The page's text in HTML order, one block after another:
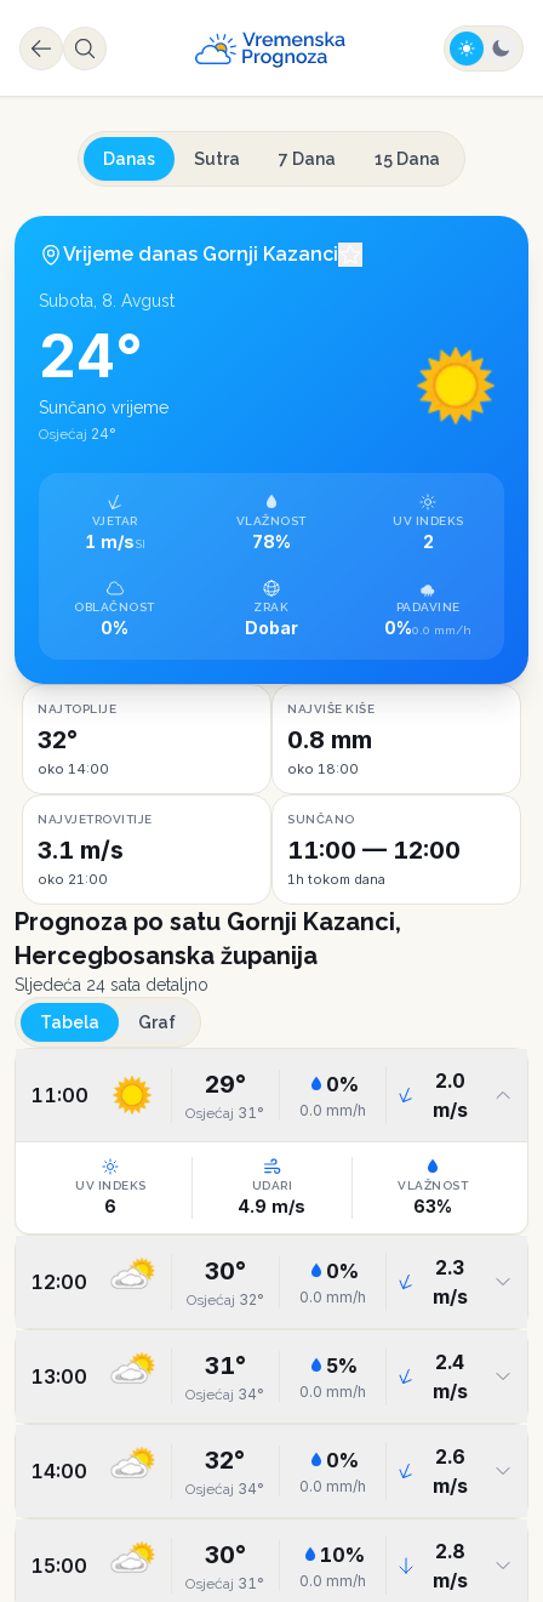
Danas Sutra 7 Dana 15 Dana
Vrijeme danas Gornji Kazanci
Subota, 8. Avgust
24°
Sunčano vrijeme
Osjećaj 24°
VJETAR
1 m/sSI
VLAŽNOST
78%
UV INDEKS
2
OBLAČNOST
0%
ZRAK
Dobar
PADAVINE
0%0.0 mm/h
NAJTOPLIJE
32°
oko 14:00
NAJVIŠE KIŠE
0.8 mm
oko 18:00
NAJVJETROVITIJE
3.1 m/s
oko 21:00
SUNČANO
11:00 — 12:00
1h tokom dana
Prognoza po satu Gornji Kazanci,
Hercegbosanska županija
Sljedeća 24 sata detaljno
Tabela
Graf
11:00 29°
Osjećaj 31°
0%
0.0 mm/h
2.0
m/s
UV INDEKS
6
UDARI
4.9 m/s
VLAŽNOST
63%
12:00 30°
Osjećaj 32°
0%
0.0 mm/h
2.3
m/s
13:00 31°
Osjećaj 34°
5%
0.0 mm/h
2.4
m/s
14:00 32°
Osjećaj 34°
0%
0.0 mm/h
2.6
m/s
15:00 30°
Osjećaj 31°
10%
0.0 mm/h
2.8
m/s